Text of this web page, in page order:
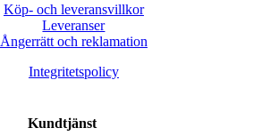
Köp- och leveransvillkor
Leveranser
Ångerrätt och reklamation
Integritetspolicy
Kundtjänst